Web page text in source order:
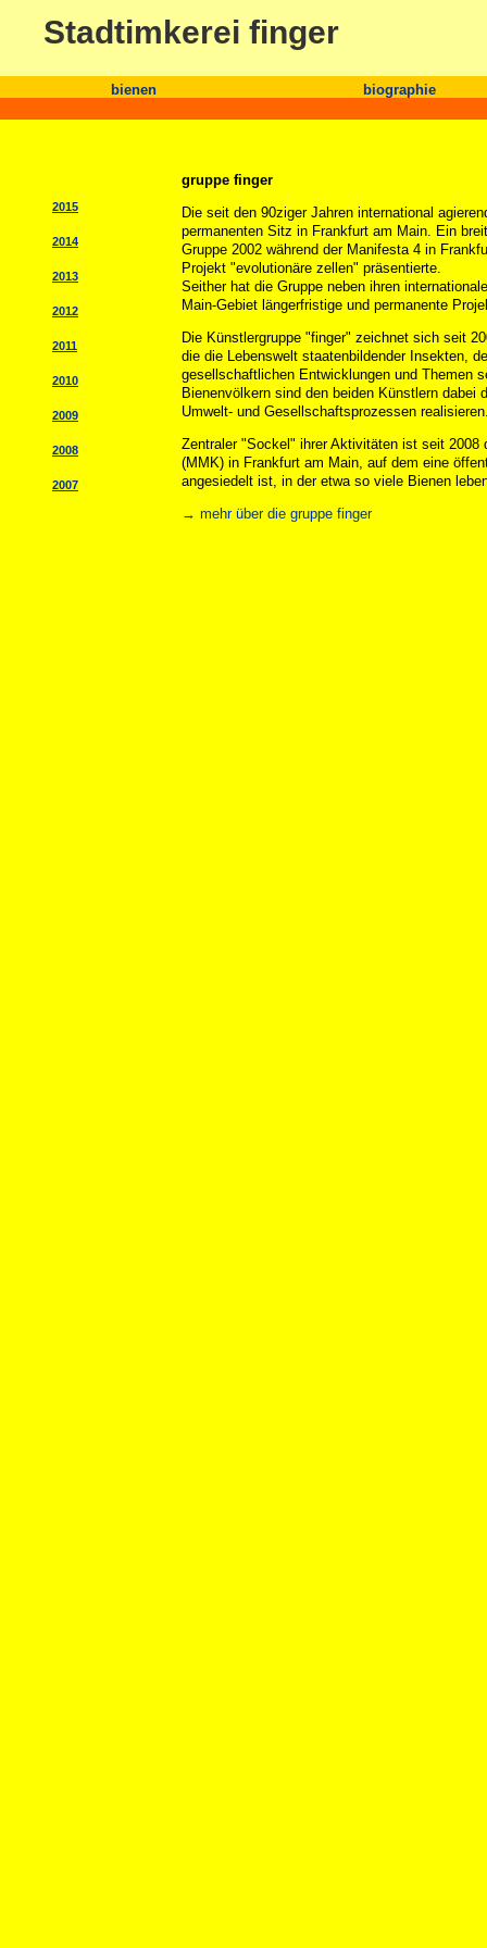
Stadtimkerei finger
bienen biographie
2015
2014
2013
2012
2011
2010
2009
2008
2007
gruppe finger
Die seit den 90ziger Jahren international
permanenten Sitz in Frankfurt am Main. Ein
Gruppe 2002 während der Manifesta 4 in
Projekt "evolutionäre zellen" präsentierte.
Seither hat die Gruppe neben ihren
Main-Gebiet längerfristige und permanente
Die Künstlergruppe "finger" zeichnet sich seit
die die Lebenswelt staatenbildender Insekten,
gesellschaftlichen Entwicklungen und Themen
Bienenvölkern sind den beiden Künstlern
Umwelt- und Gesellschaftsprozessen
Zentraler "Sockel" ihrer Aktivitäten ist seit
(MMK) in Frankfurt am Main, auf dem eine
angesiedelt ist, in der etwa so viele Bienen
→ mehr über die gruppe finger